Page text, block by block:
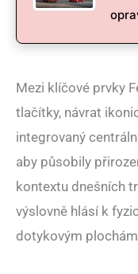
Mezi klíčové prvky
tlačítky, návrat
integrovaný
aby působily
kontextu dnešních
výslovně hlásí k
dotykovým